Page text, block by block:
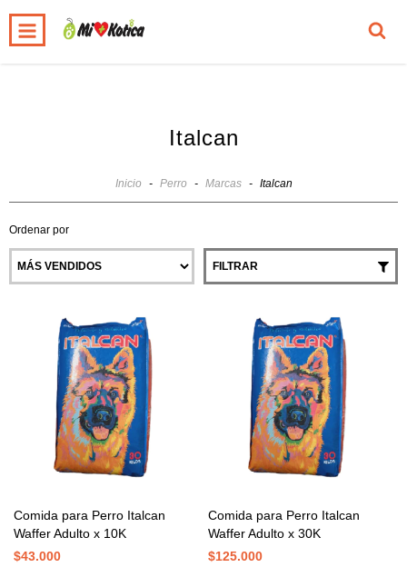
INICIO 0
Italcan
Inicio - Perro - Marcas - Italcan
Ordenar por
FILTRAR
Comida para Perro Italcan
Waffer Adulto x 10K
$43.000
Comida para Perro Italcan
Waffer Adulto x 30K
$125.000